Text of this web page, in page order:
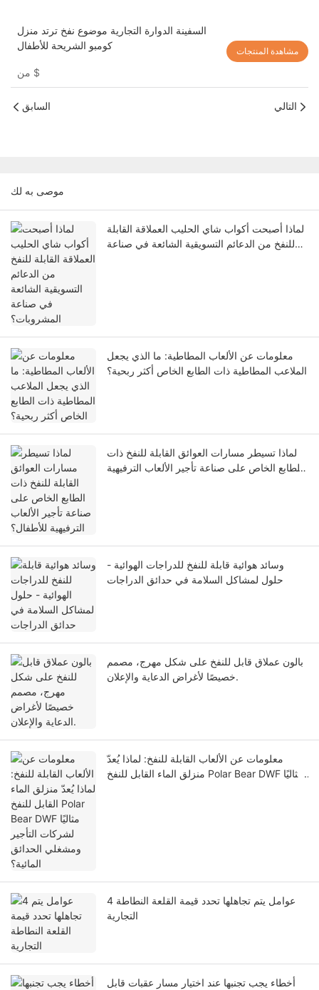
السفينة الدوارة التجارية موضوع نفخ ترتد منزل
كومبو الشريحة للأطفال
$
مشاهدة المنتجات
السابق التالي
موصى به لك
لماذا أصبحت أكواب شاي الحليب العملاقة القابلة
للنفخ من الدعائم التسويقية الشائعة في صناعة
معلومات عن الألعاب المطاطية: ما الذي يجعل
الملاعب المطاطية ذات الطابع الخاص أكثر ربحية؟
لماذا تسيطر مسارات العوائق القابلة للنفخ ذات
الطابع الخاص على صناعة تأجير الألعاب الترفيهية
وسائد هوائية قابلة للنفخ للدراجات الهوائية -
حلول لمشاكل السلامة في حدائق الدراجات
بالون عملاق قابل للنفخ على شكل مهرج، مصمم
خصيصًا لأغراض الدعاية والإعلان.
معلومات عن الألعاب القابلة للنفخ: لماذا يُعدّ
منزلق الماء القابل للنفخ Polar Bear DWF مثاليًا
4 عوامل يتم تجاهلها تحدد قيمة القلعة النطاطة
التجارية
أخطاء يجب تجنبها عند اختيار مسار عقبات قابل